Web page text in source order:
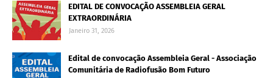
EDITAL DE CONVOCAÇÃO ASSEMBLEIA GERAL
EXTRAORDINÁRIA
Janeiro 31, 2026
Edital de convocação Assembleia Geral - Associação
Comunitária de Radiofusão Bom Futuro